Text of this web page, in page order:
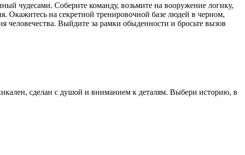
чудесами. Соберите команду, возьмите на вооружение логику,
Окажитесь на секретной тренировочной базе людей в черном,
человечества. Выйдите за рамки обыденности и бросьте вызов
сделан с душой и вниманием к деталям. Выбери историю, в